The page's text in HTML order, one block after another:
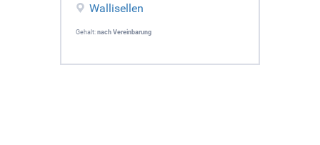
Wallisellen
Gehalt: nach Vereinbarung